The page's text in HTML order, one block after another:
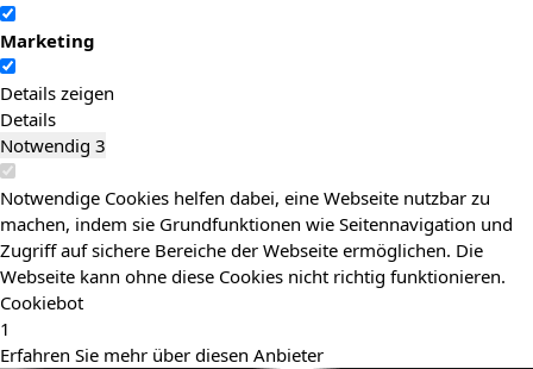
Marketing
Details zeigen
Details
Notwendig 3
Notwendige Cookies helfen dabei, eine Webseite nutzbar zu
machen, indem sie Grundfunktionen wie Seitennavigation und
Zugriff auf sichere Bereiche der Webseite ermöglichen. Die
Webseite kann ohne diese Cookies nicht richtig funktionieren.
Cookiebot
1
Erfahren Sie mehr über diesen Anbieter